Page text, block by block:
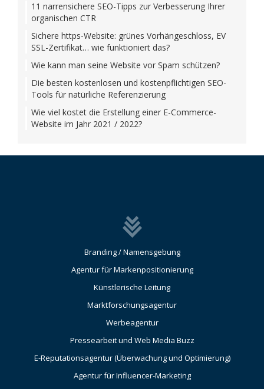
11 narrensichere SEO-Tipps zur Verbesserung Ihrer
organischen CTR
Sichere https-Website: grünes Vorhängeschloss, EV
SSL-Zertifikat… wie funktioniert das?
Wie kann man seine Website vor Spam schützen?
Die besten kostenlosen und kostenpflichtigen SEO-
Tools für natürliche Referenzierung
Wie viel kostet die Erstellung einer E-Commerce-
Website im Jahr 2021 / 2022?
Branding / Namensgebung
Agentur für Markenpositionierung
Künstlerische Leitung
Marktforschungsagentur
Werbeagentur
Pressearbeit und Web Media Buzz
E-Reputationsagentur (Überwachung und Optimierung)
Agentur für Influencer-Marketing